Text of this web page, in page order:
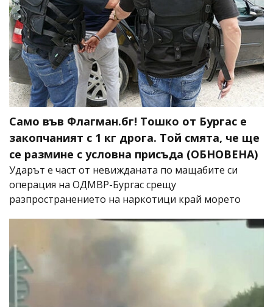
Само във Флагман.бг! Тошко от Бургас е
закопчаният с 1 кг дрога. Той смята, че ще
се размине с условна присъда (ОБНОВЕНА)
Ударът е част от невижданата по мащабите си
операция на ОДМВР-Бургас срещу
разпространението на наркотици край морето